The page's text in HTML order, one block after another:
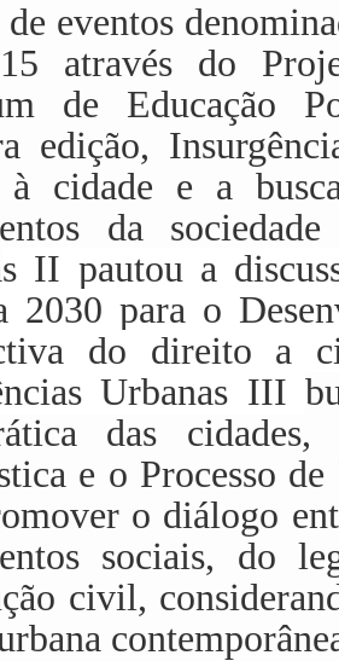
eventos
através do
de Educação
edição,
cidade e a
da
s II pautou a
2030 para o
do direito a
Urbanas III
das cidades,
e o Processo
o diálogo
sociais, do
civil,